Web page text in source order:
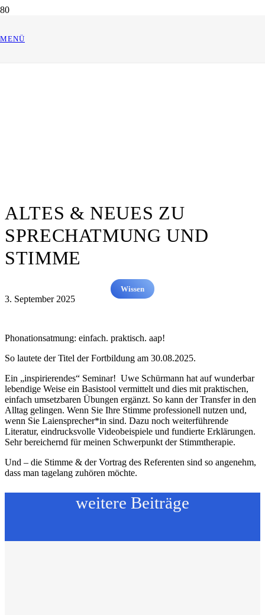
MENÜ
ALTES & NEUES ZU
SPRECHATMUNG UND
STIMME
Wissen
3. September 2025
Phonationsatmung: einfach. praktisch. aap!
So lautete der Titel der Fortbildung am 30.08.2025.
Ein „inspirierendes“ Seminar! Uwe Schürmann hat auf wunderbar
lebendige Weise ein Basistool vermittelt und dies mit praktischen,
einfach umsetzbaren Übungen ergänzt. So kann der Transfer in den
Alltag gelingen. Wenn Sie Ihre Stimme professionell nutzen und,
wenn Sie Laiensprecher*in sind. Dazu noch weiterführende
Literatur, eindrucksvolle Videobeispiele und fundierte Erklärungen.
Sehr bereichernd für meinen Schwerpunkt der Stimmtherapie.
Und – die Stimme & der Vortrag des Referenten sind so angenehm,
dass man tagelang zuhören möchte.
weitere Beiträge